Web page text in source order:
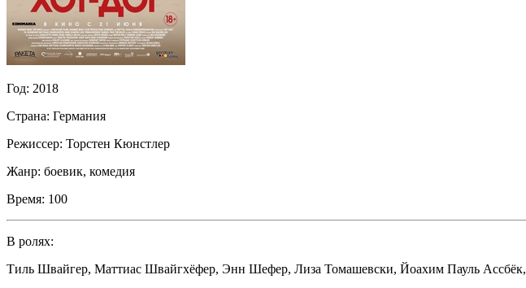
Год: 2018
Страна: Германия
Режиссер: Торстен Кюнстлер
Жанр: боевик, комедия
Время: 100
В ролях:
Тиль Швайгер, Маттиас Швайгхёфер, Энн Шефер, Лиза Томашевски, Йоахим Пауль Ассбёк,